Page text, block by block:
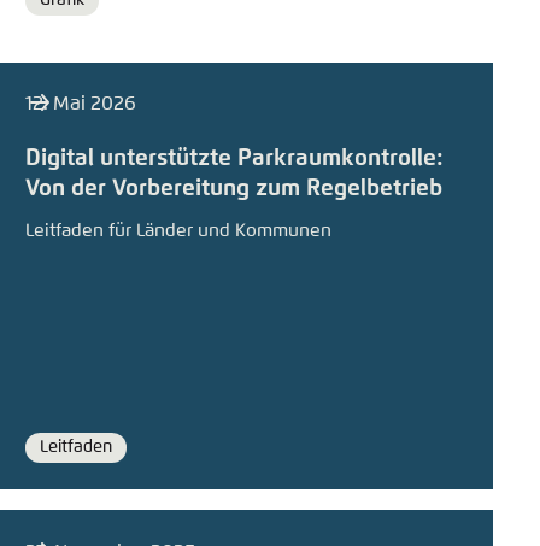
Format
12. Mai 2026
Digital unterstützte Parkraumkontrolle:
Von der Vorbereitung zum Regelbetrieb
Leitfaden für Länder und Kommunen
Format
Leitfaden